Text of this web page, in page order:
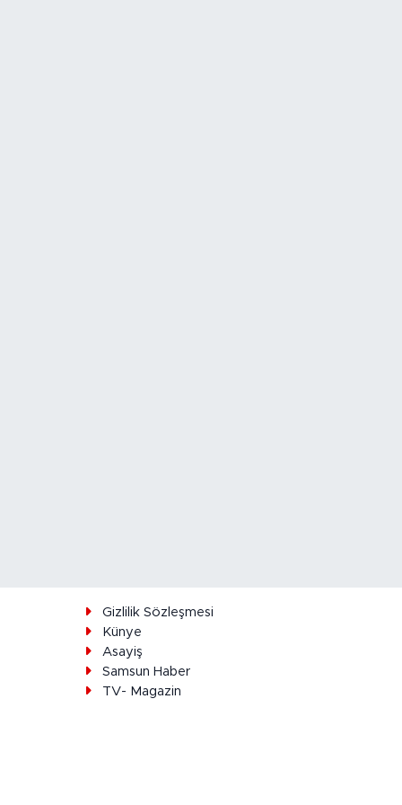
Gizlilik Sözleşmesi
Künye
Asayiş
Samsun Haber
TV- Magazin